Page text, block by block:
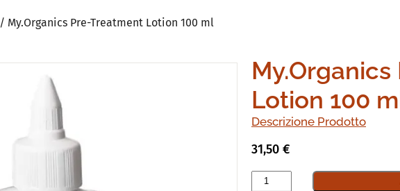
/ My.Organics Pre-Treatment Lotion 100 ml
Lotion 100
Descrizione Prodotto
31,50 €